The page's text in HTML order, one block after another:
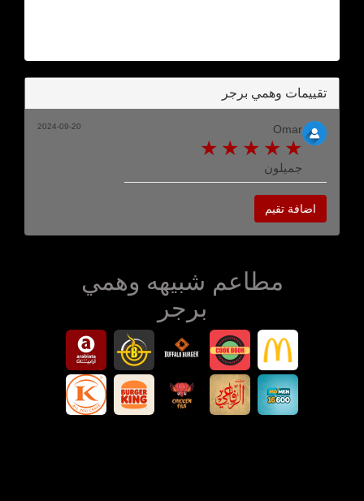
تقييمات وهمي برجر
Omar
جميلون
2024-09-20
اضافة تقيم
مطاعم شبيهه وهمي
برجر